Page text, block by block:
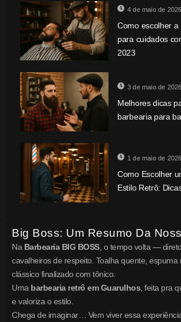
4 de maio de 2026
Como escolher
para cuidados
2023
3 de maio de 2026
Melhores dicas
barbearia para
1 de maio de 2026
Como Escolher
Estilo Retrô:
Big Boss: Um Resumo Da
Na Barbearia BIG BOSS, o tempo volta —
cavalheiros de respeito. Toalha quente, espuma
clássico finalizado com tônico.
Uma barbearia retrô em Guarulhos, feita pra
e valoriza o estilo.
Chega de imaginar… Vem viver essa